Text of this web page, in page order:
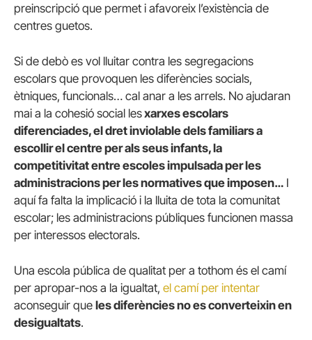
preinscripció que permet i afavoreix l’existència de
centres guetos.
Si de debò es vol lluitar contra les segregacions
escolars que provoquen les diferències socials,
ètniques, funcionals… cal anar a les arrels. No ajudaran
mai a la cohesió social lesxarxes escolars
diferenciades, el dret inviolable dels familiars a
escollir el centre per als seus infants, la
competitivitat entre escoles impulsada per les
administracions per les normatives que imposen… I
aquí fa falta la implicació i la lluita de tota la comunitat
escolar; les administracions públiques funcionen massa
per interessos electorals.
Una escola pública de qualitat per a tothom és el camí
per apropar-nos a la igualtat, el camí per intentar
aconseguir que les diferències no es converteixin en
desigualtats.